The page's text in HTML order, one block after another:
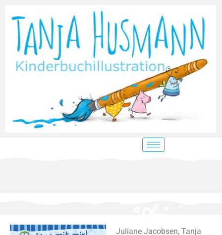
Juliane Jacobsen, Tanja